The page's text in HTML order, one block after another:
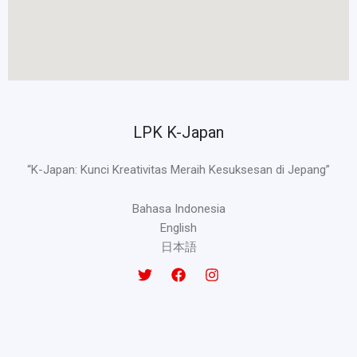
LPK K-Japan
“K-Japan: Kunci Kreativitas Meraih Kesuksesan di Jepang”
Bahasa Indonesia
English
日本語